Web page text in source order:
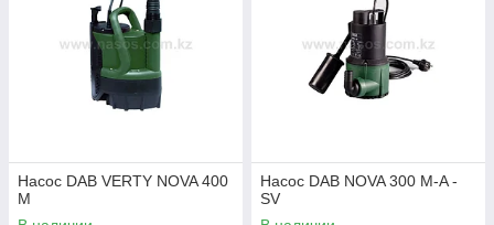
Насос DAB VERTY NOVA 400
M
Насос DAB NOVA 300 M-A -
SV